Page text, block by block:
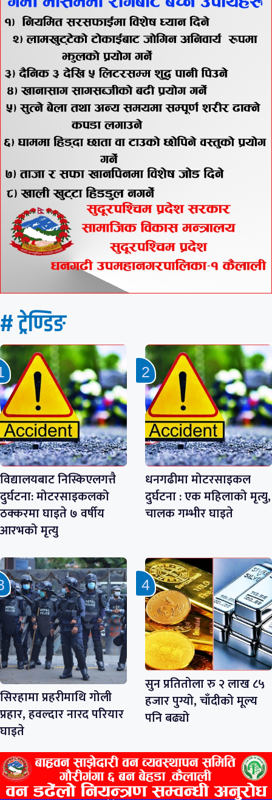
# ट्रेण्डिङ
विद्यालयबाट निस्किएलगत्तै
दुर्घटना: मोटरसाइकलको
ठक्करमा घाइते ७ वर्षीय
आरभको मृत्यु
धनगढीमा मोटरसाइकल
दुर्घटना : एक महिलाको मृत्यु,
चालक गम्भीर घाइते
सिरहामा प्रहरीमाथि गोली
प्रहार, हवल्दार नारद परियार
घाइते
सुन प्रतितोला रु २ लाख ८५
हजार पुग्यो, चाँदीको मूल्य
पनि बढ्यो